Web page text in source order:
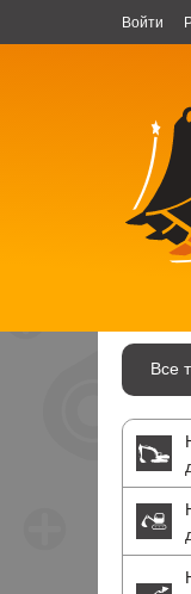
Войти
Все